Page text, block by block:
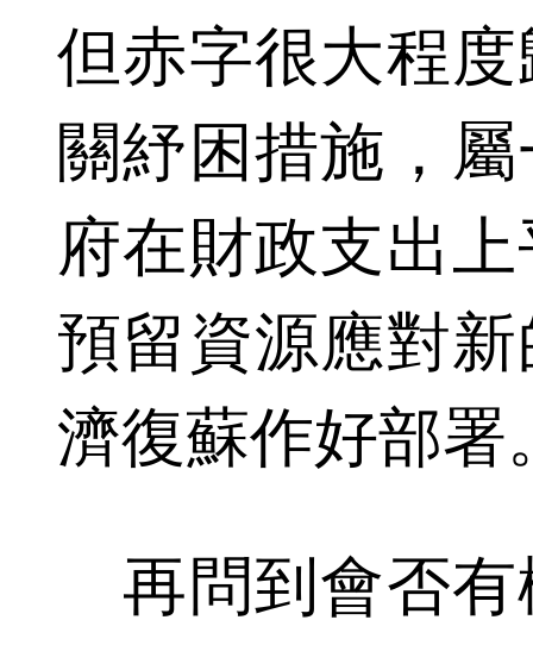
但赤字很大程
關紓困措施，
府在財政支出
預留資源應對
濟復蘇作好部署
再問到會否有